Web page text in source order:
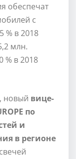
обеспечат
с
% в 2018
млн.
% в 2018
, новый вице-
по
и
в регионе